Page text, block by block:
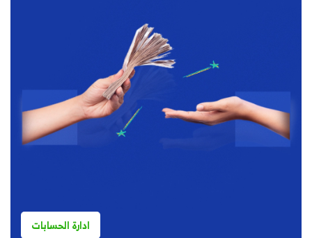
ادارة الحسابات